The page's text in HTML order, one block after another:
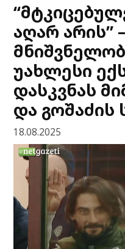
აღარ არის”
უახლესი
დასკვნას
და გოშაძის
18.08.2025